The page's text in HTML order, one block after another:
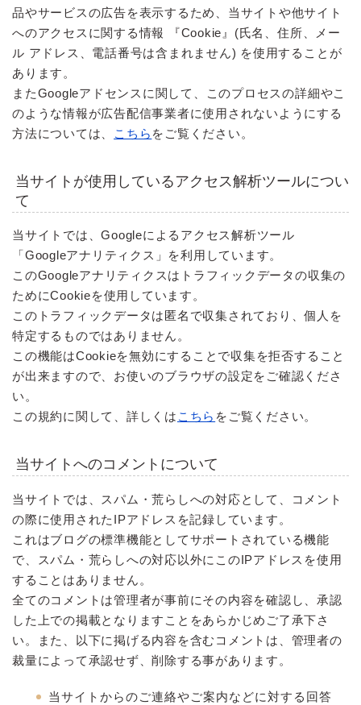
品やサービスの広告を表示するため、当サイトや他サイト
へのアクセスに関する情報 『Cookie』(氏名、住所、メー
ル アドレス、電話番号は含まれません) を使用することが
あります。
またGoogleアドセンスに関して、このプロセスの詳細やこ
のような情報が広告配信事業者に使用されないようにする
方法については、
こちら をご覧ください。
当サイトが使用しているアクセス解析ツールについ
て
当サイトでは、Googleによるアクセス解析ツール
「Googleアナリティクス」を利用しています。
このGoogleアナリティクスはトラフィックデータの収集の
ためにCookieを使用しています。
このトラフィックデータは匿名で収集されており、個人を
特定するものではありません。
この機能はCookieを無効にすることで収集を拒否すること
が出来ますので、お使いのブラウザの設定をご確認くださ
い。
この規約に関して、詳しくは こちら をご覧ください。
当サイトへのコメントについて
当サイトでは、スパム・荒らしへの対応として、コメント
の際に使用されたIPアドレスを記録しています。
これはブログの標準機能としてサポートされている機能
で、スパム・荒らしへの対応以外にこのIPアドレスを使用
することはありません。
全てのコメントは管理者が事前にその内容を確認し、承認
した上での掲載となりますことをあらかじめご了承下さ
い。また、以下に掲げる内容を含むコメントは、管理者の
裁量によって承認せず、削除する事があります。
当サイトからのご連絡やご案内などに対する回答